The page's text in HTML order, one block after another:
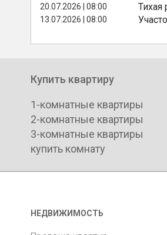
20.07.2026 | 08:00
13.07.2026 | 08:00
Купить квартиру
1-комнатные квартиры
2-комнатные квартиры
3-комнатные квартиры
купить комнату
НЕДВИЖИМОСТЬ